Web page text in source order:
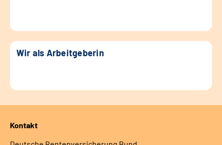
Wir als Arbeitgeberin
Kontakt